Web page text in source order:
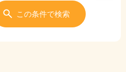
この条件で検索